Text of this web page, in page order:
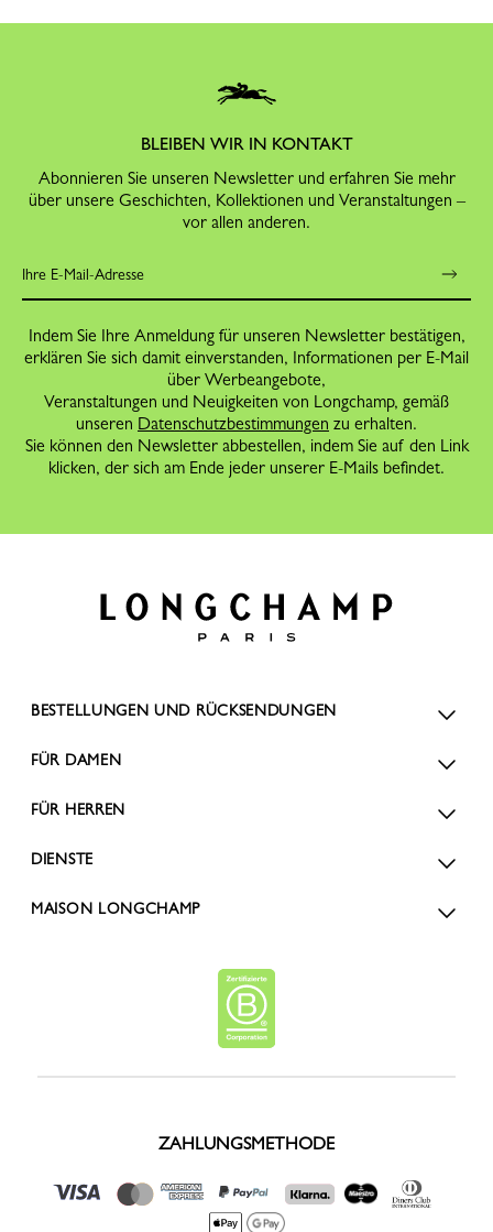
BLEIBEN WIR IN KONTAKT
Abonnieren Sie unseren Newsletter und erfahren Sie mehr
über unsere Geschichten, Kollektionen und Veranstaltungen –
vor allen anderen.
Indem Sie Ihre Anmeldung für unseren Newsletter bestätigen,
erklären Sie sich damit einverstanden, Informationen per E-Mail
über Werbeangebote,
Veranstaltungen und Neuigkeiten von Longchamp, gemäß
unseren Datenschutzbestimmungen zu erhalten.
Sie können den Newsletter abbestellen, indem Sie auf den Link
klicken, der sich am Ende jeder unserer E-Mails befindet.
BESTELLUNGEN UND RÜCKSENDUNGEN
FÜR DAMEN
FÜR HERREN
DIENSTE
MAISON LONGCHAMP
ZAHLUNGSMETHODE